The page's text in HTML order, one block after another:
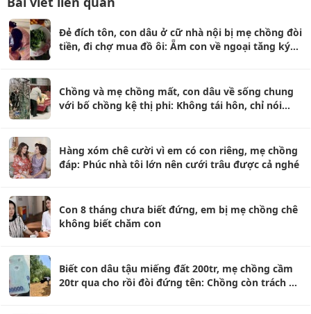
Đẻ đích tôn, con dâu ở cữ nhà nội bị mẹ chồng đòi
tiền, đi chợ mua đồ ôi: Ẵm con về ngoại tăng ký
Chồng và mẹ chồng mất, con dâu về sống chung
với bố chồng kệ thị phi: Không tái hôn, chỉ nói
Hàng xóm chê cười vì em có con riêng, mẹ chồng
đáp: Phúc nhà tôi lớn nên cưới trâu được cả nghé
Con 8 tháng chưa biết đứng, em bị mẹ chồng chê
không biết chăm con
Biết con dâu tậu miếng đất 200tr, mẹ chồng cầm
20tr qua cho rồi đòi đứng tên: Chồng còn trách vợ